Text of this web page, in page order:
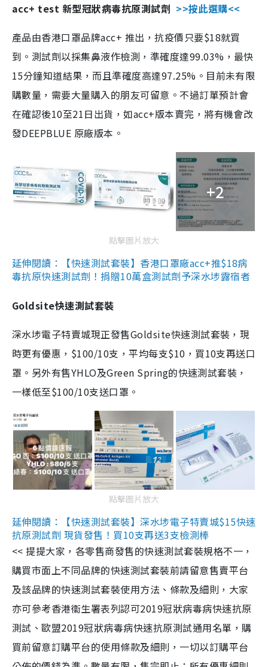
acc+ test 新型冠狀病毒抗原測試劑 >>按此選購<<
產品由香港口罩品牌acc+ 推出，抗疫價只要$18就買
到。測試劑以採集鼻液作檢測，準確度達99.03%，最快
15分鐘知道結果，而且準確度高達97.25%。目前未有限
購數量，需要大量購入的朋友可留意。不過訂單預計會
在確認後10至21日出貨，如acc+版本賣完，將有機會改
發DEEPBLUE 原廠版本。
+2
點擊圖片放大
延伸閱讀：【快速測試套裝】香港口罩廠acc+推$18病
毒抗原快速測試劑！捐贈10萬盒測試劑予深水埗露宿者
Goldsite快速測試套裝
深水埗電子特賣城現正發售Goldsite快速測試套裝，現
時更有優惠，$100/10支，平均每支$10，買10支再送口
罩。另外有售YHLO及Green Spring的快速測試套裝，
一樣低至$100/10支送口罩。
點擊圖片放大
延伸閱讀：【快速測試套裝】深水埗電子特賣城$15快速
抗原測試劑 現貨發售！買10支再送3支檢測棒
<< 提提大家，各零售商發售的快速測試套裝規格不一，
購買市面上不同品牌的快速測試套裝前請留意售賣平台
及該品牌的快速測試套裝使用方法、條款及細則，大家
亦可參考香港衞生署表列認可2019冠狀病毒病快速抗原
測試、歐盟2019冠狀病毒病快速抗原測試通用名單，購
買前留意訂購平台的使用條款及細則，一切以訂購平台